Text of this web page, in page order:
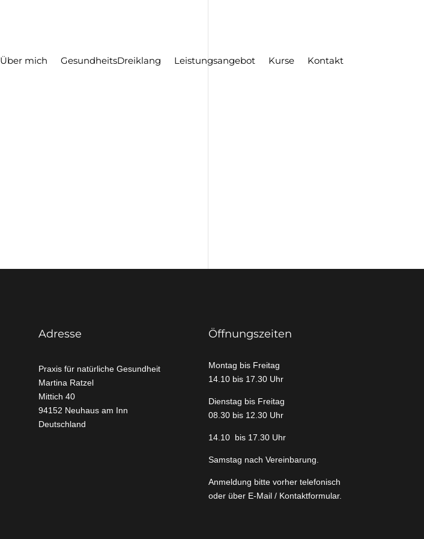
Über mich GesundheitsDreiklang Leistungsangebot Kurse Kontakt
Adresse
Praxis für natürliche Gesundheit
Martina Ratzel
Mittich 40
94152 Neuhaus am Inn
Deutschland
Öffnungszeiten
Montag bis Freitag
14.10 bis 17.30 Uhr
Dienstag bis Freitag
08.30 bis 12.30 Uhr
14.10 bis 17.30 Uhr
Samstag nach Vereinbarung.
Anmeldung bitte vorher telefonisch
oder über E-Mail / Kontaktformular.